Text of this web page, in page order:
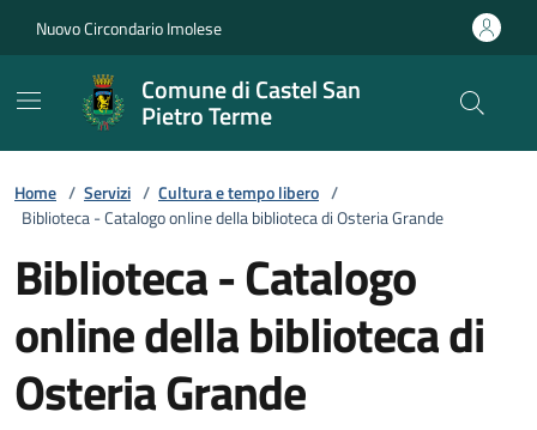
Nuovo Circondario Imolese
Comune di Castel San
Pietro Terme
Home / Servizi / Cultura e tempo libero /
Biblioteca - Catalogo online della biblioteca di Osteria Grande
Biblioteca - Catalogo
online della biblioteca di
Osteria Grande